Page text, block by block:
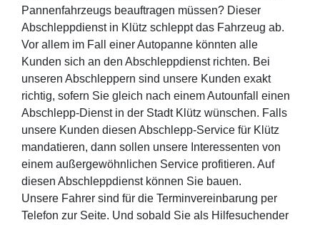
Pannenfahrzeugs beauftragen müssen? Dieser
Abschleppdienst in Klütz schleppt das Fahrzeug ab.
Vor allem im Fall einer Autopanne könnten alle
Kunden sich an den Abschleppdienst richten. Bei
unseren Abschleppern sind unsere Kunden exakt
richtig, sofern Sie gleich nach einem Autounfall einen
Abschlepp-Dienst in der Stadt Klütz wünschen. Falls
unsere Kunden diesen Abschlepp-Service für Klütz
mandatieren, dann sollen unsere Interessenten von
einem außergewöhnlichen Service profitieren. Auf
diesen Abschleppdienst können Sie bauen.
Unsere Fahrer sind für die Terminvereinbarung per
Telefon zur Seite. Und sobald Sie als Hilfesuchender